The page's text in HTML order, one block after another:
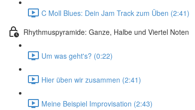
C Moll Blues: Dein Jam Track zum Üben (2:41)
Rhythmuspyramide: Ganze, Halbe und Viertel Noten
Um was geht's? (0:22)
Hier üben wir zusammen (2:41)
Meine Beispiel Improvisation (2:43)